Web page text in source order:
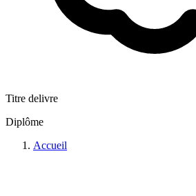
Titre delivre
Diplôme
Accueil